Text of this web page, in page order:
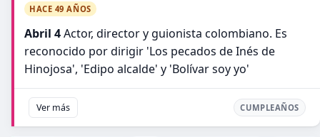
HACE 49 AÑOS
Abril 4Actor, director y guionista colombiano. Es
reconocido por dirigir 'Los pecados de Inés de
Hinojosa', 'Edipo alcalde' y 'Bolívar soy yo'
Ver más CUMPLEAÑOS